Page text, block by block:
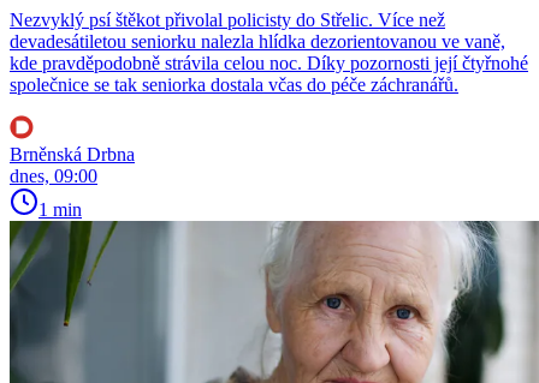
Nezvyklý psí štěkot přivolal policisty do Střelic. Více než
devadesátiletou seniorku nalezla hlídka dezorientovanou ve vaně,
kde pravděpodobně strávila celou noc. Díky pozornosti její čtyřnohé
společnice se tak seniorka dostala včas do péče záchranářů.
Brněnská Drbna
dnes, 09:00
1 min